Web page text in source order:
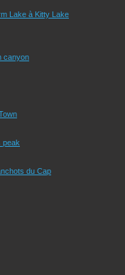
Lake à Kitty Lake
canyon
peak
du Cap